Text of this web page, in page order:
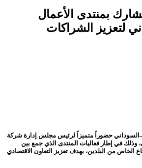
بمنتدى الأعمال
لتعزيز الشراكات
حضوراً متميزاً لرئيس مجلس إدارة شركة
وذلك في إطار فعاليات المنتدى الذي جمع بين
الخاص من البلدين، بهدف تعزيز التعاون الاقتصادي